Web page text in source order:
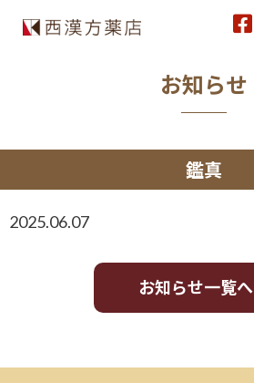
お知らせ
鑑真
2025.06.07
お知らせ一覧へ